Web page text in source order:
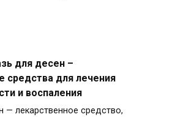
для десен –
средства для лечения
и воспаления
— лекарственное средство,